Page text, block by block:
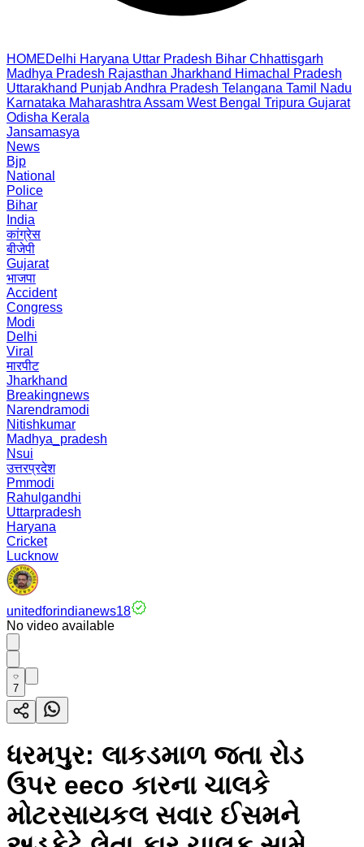
HOMEDelhi Haryana Uttar Pradesh Bihar Chhattisgarh
Madhya Pradesh Rajasthan Jharkhand Himachal Pradesh
Uttarakhand PunjabAndhra Pradesh Telangana Tamil Nadu
Karnataka Maharashtra Assam West Bengal Tripura Gujarat
Odisha Kerala
Jansamasya
News
Bjp
National
Police
Bihar
India
कांग्रेस
बीजेपी
Gujarat
भाजपा
Accident
Congress
Modi
Delhi
Viral
मारपीट
Jharkhand
Breakingnews
Narendramodi
Nitishkumar
Madhya_pradesh
Nsui
उत्तरप्रदेश
Pmmodi
Rahulgandhi
Uttarpradesh
Haryana
Cricket
Lucknow
unitedforindianews18
No video available
7
ધરમપુર: લાકડમાળ જતા રોડ
ઉપર eeco કારના ચાલકે
મોટરસાયકલ સવાર ઈસમને